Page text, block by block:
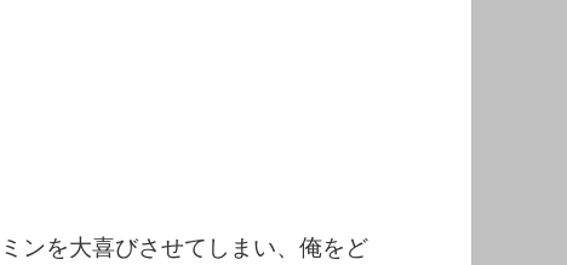
ンを大喜びさせてしまい、俺をど